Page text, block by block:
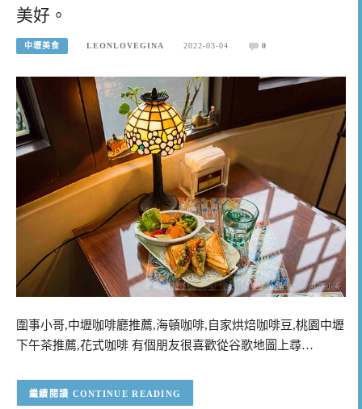
美好。
中壢美食 LEONLOVEGINA 2022-03-04 0
圍事小哥,中壢咖啡廳推薦,海頓咖啡,自家烘焙咖啡豆,桃園中壢
下午茶推薦,花式咖啡 有個朋友很喜歡從谷歌地圖上尋…
CONTINUE READING